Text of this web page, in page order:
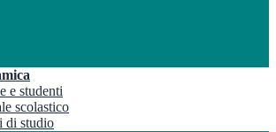
e studenti
scolastico
di studio